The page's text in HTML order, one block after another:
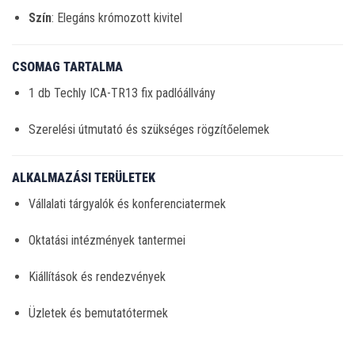
Szín: Elegáns krómozott kivitel
CSOMAG TARTALMA
1 db Techly ICA-TR13 fix padlóállvány
Szerelési útmutató és szükséges rögzítőelemek
ALKALMAZÁSI TERÜLETEK
Vállalati tárgyalók és konferenciatermek
Oktatási intézmények tantermei
Kiállítások és rendezvények
Üzletek és bemutatótermek